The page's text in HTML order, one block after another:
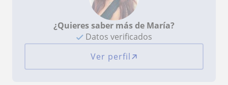
¿Quieres saber más de María?
Datos verificados
Ver perfil